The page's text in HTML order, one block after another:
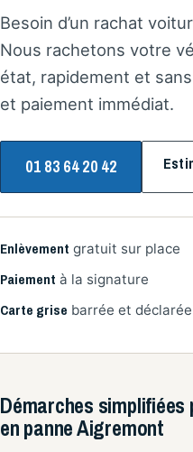
Besoin d’un rachat
Nous rachetons votre
état, rapidement et
et paiement immédiat.
01 83 64 20 42
Enlèvement gratuit sur place
Paiement à la signature
Carte grise barrée et
Démarches
en panne Aigremont